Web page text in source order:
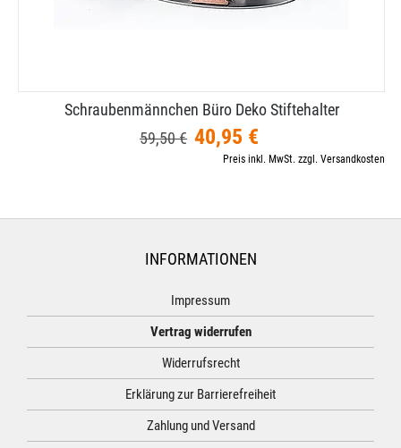
Schraubenmännchen Büro Deko Stiftehalter
59,50 € 40,95 €
Preis inkl. MwSt. zzgl. Versandkosten
INFORMATIONEN
Impressum
Vertrag widerrufen
Widerrufsrecht
Erklärung zur Barrierefreiheit
Zahlung und Versand